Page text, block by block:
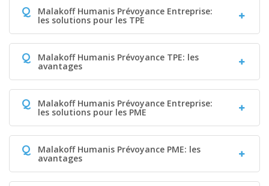
Q Malakoff Humanis Prévoyance Entreprise:
les solutions pour les TPE
Q Malakoff Humanis Prévoyance TPE: les
avantages
Q Malakoff Humanis Prévoyance Entreprise:
les solutions pour les PME
Q Malakoff Humanis Prévoyance PME: les
avantages